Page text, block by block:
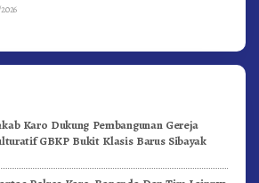
Karo Dukung Pembangunan Gereja
GBKP Bukit Klasis Barus Sibayak